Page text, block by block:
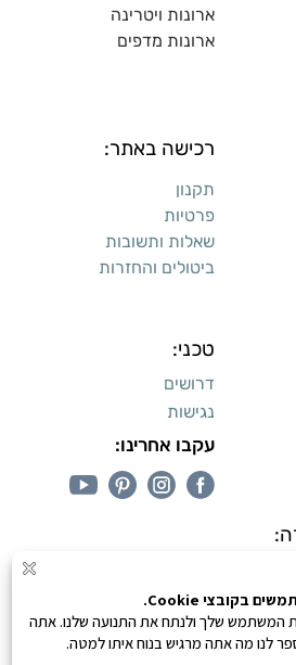
ארונות ויטרינה
ארונות מדפים
רכישה באתר:
תקנון
פרטיות
שאלות ותשובות
ביטולים והחזרות
טכני:
דרושים
נגישות
עקבו אחרינו:
מאובטחת 0